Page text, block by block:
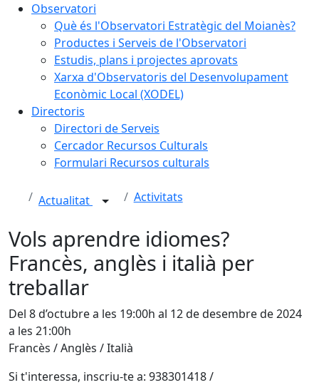
Observatori
Què és l'Observatori Estratègic del Moianès?
Productes i Serveis de l'Observatori
Estudis, plans i projectes aprovats
Xarxa d'Observatoris del Desenvolupament
Econòmic Local (XODEL)
Directoris
Directori de Serveis
Cercador Recursos Culturals
Formulari Recursos culturals
Actualitat Activitats
Vols aprendre idiomes?
Francès, anglès i italià per
treballar
Del 8 d’octubre a les 19:00h al 12 de desembre de 2024
a les 21:00h
Francès / Anglès / Italià
Si t'interessa, inscriu-te a: 938301418 /